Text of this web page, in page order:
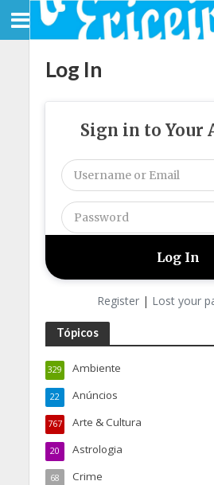
Log In
Sign in to Your
Register | Lost your
Tópicos
Ambiente
329
Anúncios
22
Arte & Cultura
767
Astrologia
20
Crime
68